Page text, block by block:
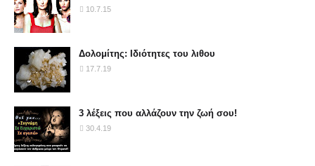
10.7.15
Δολομίτης: Ιδιότητες του λιθου
17.7.19
3 λέξεις που αλλάζουν την ζωή σου!
30.4.19